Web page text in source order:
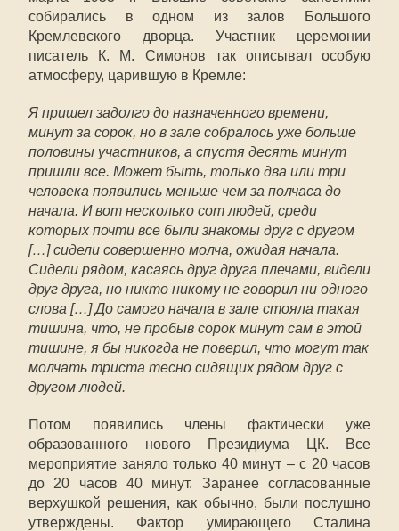
собирались в одном из залов Большого
Кремлевского дворца. Участник церемонии
писатель К. М. Симонов так описывал особую
атмосферу, царившую в Кремле:
Я пришел задолго до назначенного времени,
минут за сорок, но в зале собралось уже больше
половины участников, а спустя десять минут
пришли все. Может быть, только два или три
человека появились меньше чем за полчаса до
начала. И вот несколько сот людей, среди
которых почти все были знакомы друг с другом
[…] сидели совершенно молча, ожидая начала.
Сидели рядом, касаясь друг друга плечами, видели
друг друга, но никто никому не говорил ни одного
слова […] До самого начала в зале стояла такая
тишина, что, не пробыв сорок минут сам в этой
тишине, я бы никогда не поверил, что могут так
молчать триста тесно сидящих рядом друг с
другом людей.
Потом появились члены фактически уже
образованного нового Президиума ЦК. Все
мероприятие заняло только 40 минут – с 20 часов
до 20 часов 40 минут. Заранее согласованные
верхушкой решения, как обычно, были послушно
утверждены. Фактор умирающего Сталина